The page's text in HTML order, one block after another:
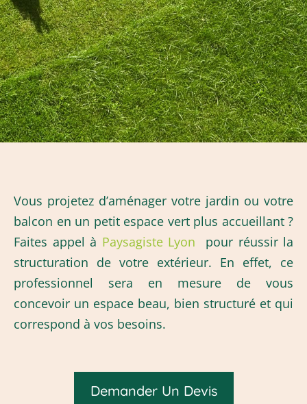
Vous projetez d’aménager votre jardin ou votre
balcon en un petit espace vert plus accueillant ?
Faites appel à Paysagiste Lyon pour réussir la
structuration de votre extérieur. En effet, ce
professionnel sera en mesure de vous
concevoir un espace beau, bien structuré et qui
correspond à vos besoins.
Demander Un Devis